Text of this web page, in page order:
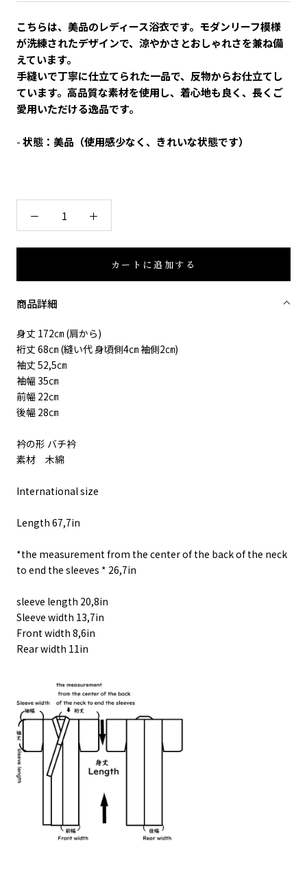
こちらは、美品のレディース浴衣です。モダンリーフ模様
が洗練されたデザインで、涼やかさとおしゃれさを兼ね備
えています。
手縫いで丁寧に仕立てられた一品で、反物からお仕立てし
ています。高品質な素材を使用し、着心地も良く、長くご
愛用いただける逸品です。
-状態：美品（使用感少なく、きれいな状態です）
カートに追加する
商品詳細
身丈 172㎝ (肩から)
裄丈 68㎝ (縫い代 身頃側4㎝ 袖側2㎝)
袖丈 52,5㎝
袖幅 35㎝
前幅 22㎝
後幅 28㎝
衿の形 バチ衿
素材 木綿
International size
Length 67,7in
*the measurement from the center of the back of the neck
to end the sleeves * 26,7in
sleeve length 20,8in
Sleeve width 13,7in
Front width 8,6in
Rear width 11in